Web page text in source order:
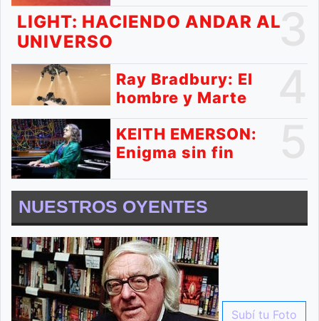
3
LIGHT: HACIENDO ANDAR AL
UNIVERSO
Ray Bradbury: El
hombre y Marte
KEITH EMERSON:
Enigma sin fin
NUESTROS OYENTES
Subí tu Foto